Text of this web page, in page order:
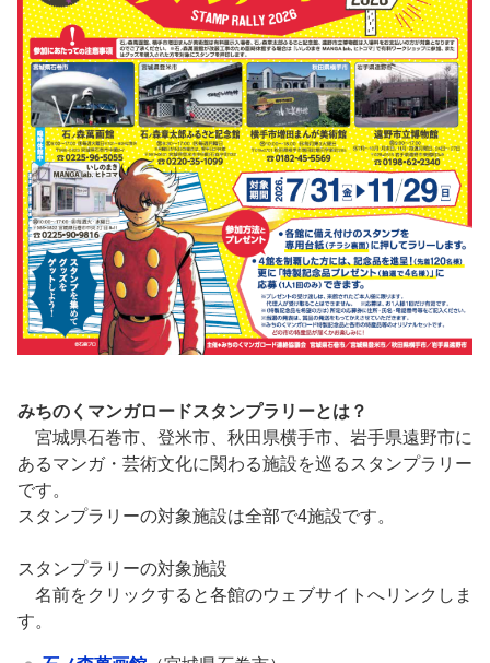
みちのくマンガロードスタンプラリーとは？
宮城県石巻市、登米市、秋田県横手市、岩手県遠野市に
あるマンガ・芸術文化に関わる施設を巡るスタンプラリー
です。
スタンプラリーの対象施設は全部で4施設です。
スタンプラリーの対象施設
名前をクリックすると各館のウェブサイトへリンクしま
す。